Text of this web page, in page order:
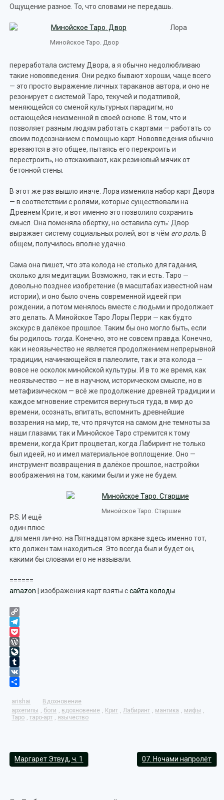
Ощущение разное. То, что словами не передашь.
Минойское Таро. Двор
Лора
переработала систему Двора, а я обычно недолюбливаю
такие нововведения. Они редко бывают хороши, чаще всего
— это просто выражение личных тараканов автора, и оно не
резонирует с системой Таро, текучей и податливой,
меняющейся со сменой культурных парадигм, но
остающейся неизменной в своей основе. В том, что и
позволяет разным людям работать с картами — работать со
своим подсознанием с помощью карт. Нововведения обычно
врезаются в это общее, пытаясь его перекроить и
перестроить, но отскакивают, как резиновый мячик от
бетонной стены.
В этот же раз вышло иначе. Лора изменила набор карт Двора
— в соответствии с ролями, которые существовали на
Древнем Крите, и вот именно это позволило сохранить
смысл. Она поменяла обёртку, но оставила суть: Двор
выражает систему социальных ролей, вот в чём его роль . В
общем, получилось вполне удачно.
Сама она пишет, что эта колода не столько для гадания,
сколько для медитации. Возможно, так и есть. Таро —
довольно позднее изобретение (в масштабах известной нам
истории), и оно было очень современной идеей при
рождении, а потом менялось вместе с людьми и продолжает
это делать. А Минойское Таро Лоры Перри — как будто
экскурс в далёкое прошлое. Таким бы оно могло быть, если
бы родилось тогда. Конечно, это не совсем правда. Конечно,
как и неоязычество не является продолжением непрерывной
традиции, начинающейся в палеолите, так и эта колода —
вовсе не осколок минойской культуры. И в то же время, как
неоязычество — не в научном, историческом смысле, но в
метафизическом — всё же продолжение древней традиции и
каждое мгновение стремится вернуться туда, в мир до
времени, осознать, впитать, вспомнить древнейшие
воззрения на мир, те, что прячутся на самом дне темноты за
наши глазами; так и Минойское Таро стремится к тому
времени, когда Крит процветал, когда Лабиринт не только
был идеей, но и имел материальное воплощение. Оно —
инструмент возвращения в далёкое прошлое, настройки
воображения на том, какими были и уже не будем.
Минойское Таро. Старшие
P.S. И ещё
один плюс
для меня лично: на Пятнадцатом аркане здесь именно тот,
кто должен там находиться. Это всегда был и будет он,
какими бы словами его не называли.
======
amazon | изображения карт взяты ссайта колоды
Copy
Link
Telegram
Pocket
WordPress
LiveJournal
Tumblr
VK
arishai
Вдохновение
архетипы
боги вдохновение Крит Лабиринт мантика мифы
Таро
,таро-арт язычество
Маргарет Этвуд, ч. 1 07. Ночами напролёт